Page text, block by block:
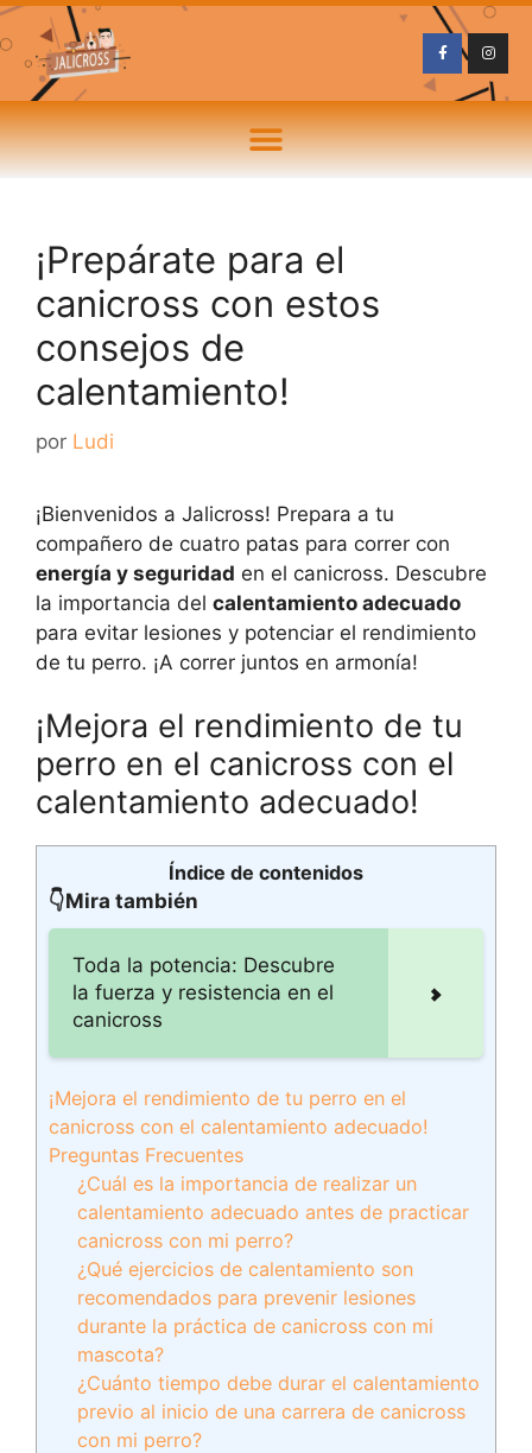
¡Prepárate para el
canicross con estos
consejos de
calentamiento!
por Ludi
¡Bienvenidos a Jalicross! Prepara a tu
compañero de cuatro patas para correr con
energía y seguridad en el canicross. Descubre
la importancia del calentamiento adecuado
para evitar lesiones y potenciar el rendimiento
de tu perro. ¡A correr juntos en armonía!
¡Mejora el rendimiento de tu
perro en el canicross con el
calentamiento adecuado!
Índice de contenidos
👇Mira también
Toda la potencia: Descubre
la fuerza y resistencia en el
canicross
¡Mejora el rendimiento de tu perro en el
canicross con el calentamiento adecuado!
Preguntas Frecuentes
¿Cuál es la importancia de realizar un
calentamiento adecuado antes de practicar
canicross con mi perro?
¿Qué ejercicios de calentamiento son
recomendados para prevenir lesiones
durante la práctica de canicross con mi
mascota?
¿Cuánto tiempo debe durar el calentamiento
previo al inicio de una carrera de canicross
con mi perro?